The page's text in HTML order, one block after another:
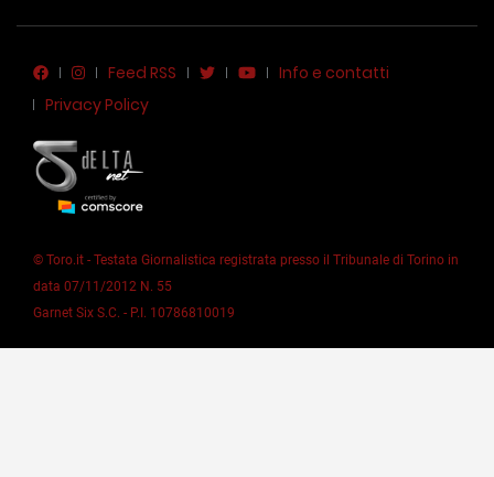
Feed RSS
Info e contatti
Privacy Policy
© Toro.it - Testata Giornalistica registrata presso il Tribunale di Torino in
data 07/11/2012 N. 55
Garnet Six S.C. - P.I. 10786810019